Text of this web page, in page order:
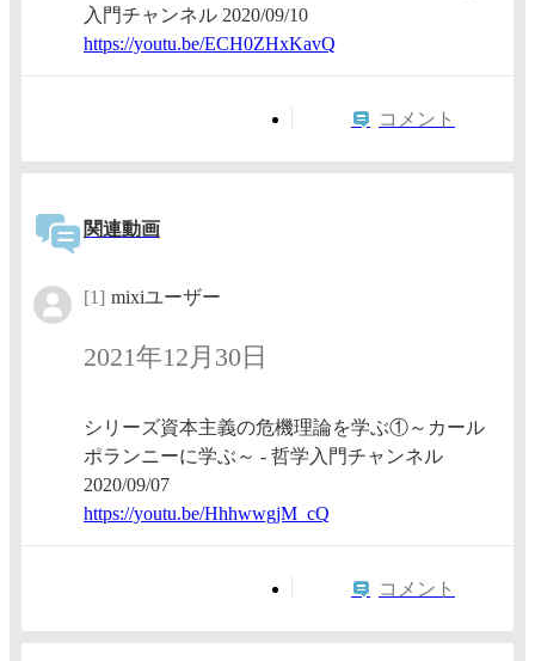
入門チャンネル 2020/09/10
https://youtu.be/ECH0ZHxKavQ
コメント
関連動画
[1] mixiユーザー
2021年12月30日
シリーズ資本主義の危機理論を学ぶ①～カール
ポランニーに学ぶ～ - 哲学入門チャンネル
2020/09/07
https://youtu.be/HhhwwgjM_cQ
コメント